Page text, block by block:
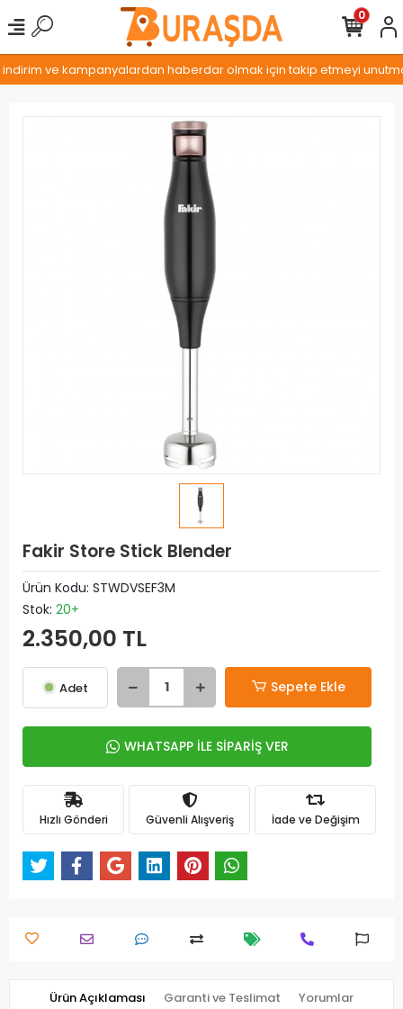
ve kampanyalardan haberdar olmak için takip etmeyi
0
Fakir Store Stick Blender
Ürün Kodu: STWDVSEF3M
Stok: 20+
2.350,00 TL
Adet Sepete Ekle
WHATSAPP İLE SİPARİŞ VER
Hızlı Gönderi Güvenli Alışveriş İade ve Değişim
Ürün Açıklaması Garanti ve Teslimat Yorumlar